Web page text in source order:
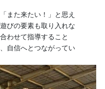
また来たい！」と思え
びの要素も取り入れな
わせて指導すること
自信へとつながってい